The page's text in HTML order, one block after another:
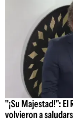
"¡Su Majestad!": El
volvieron a